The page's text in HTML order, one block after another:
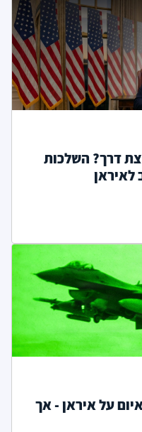
דרך? השלכות
על איראן - אך